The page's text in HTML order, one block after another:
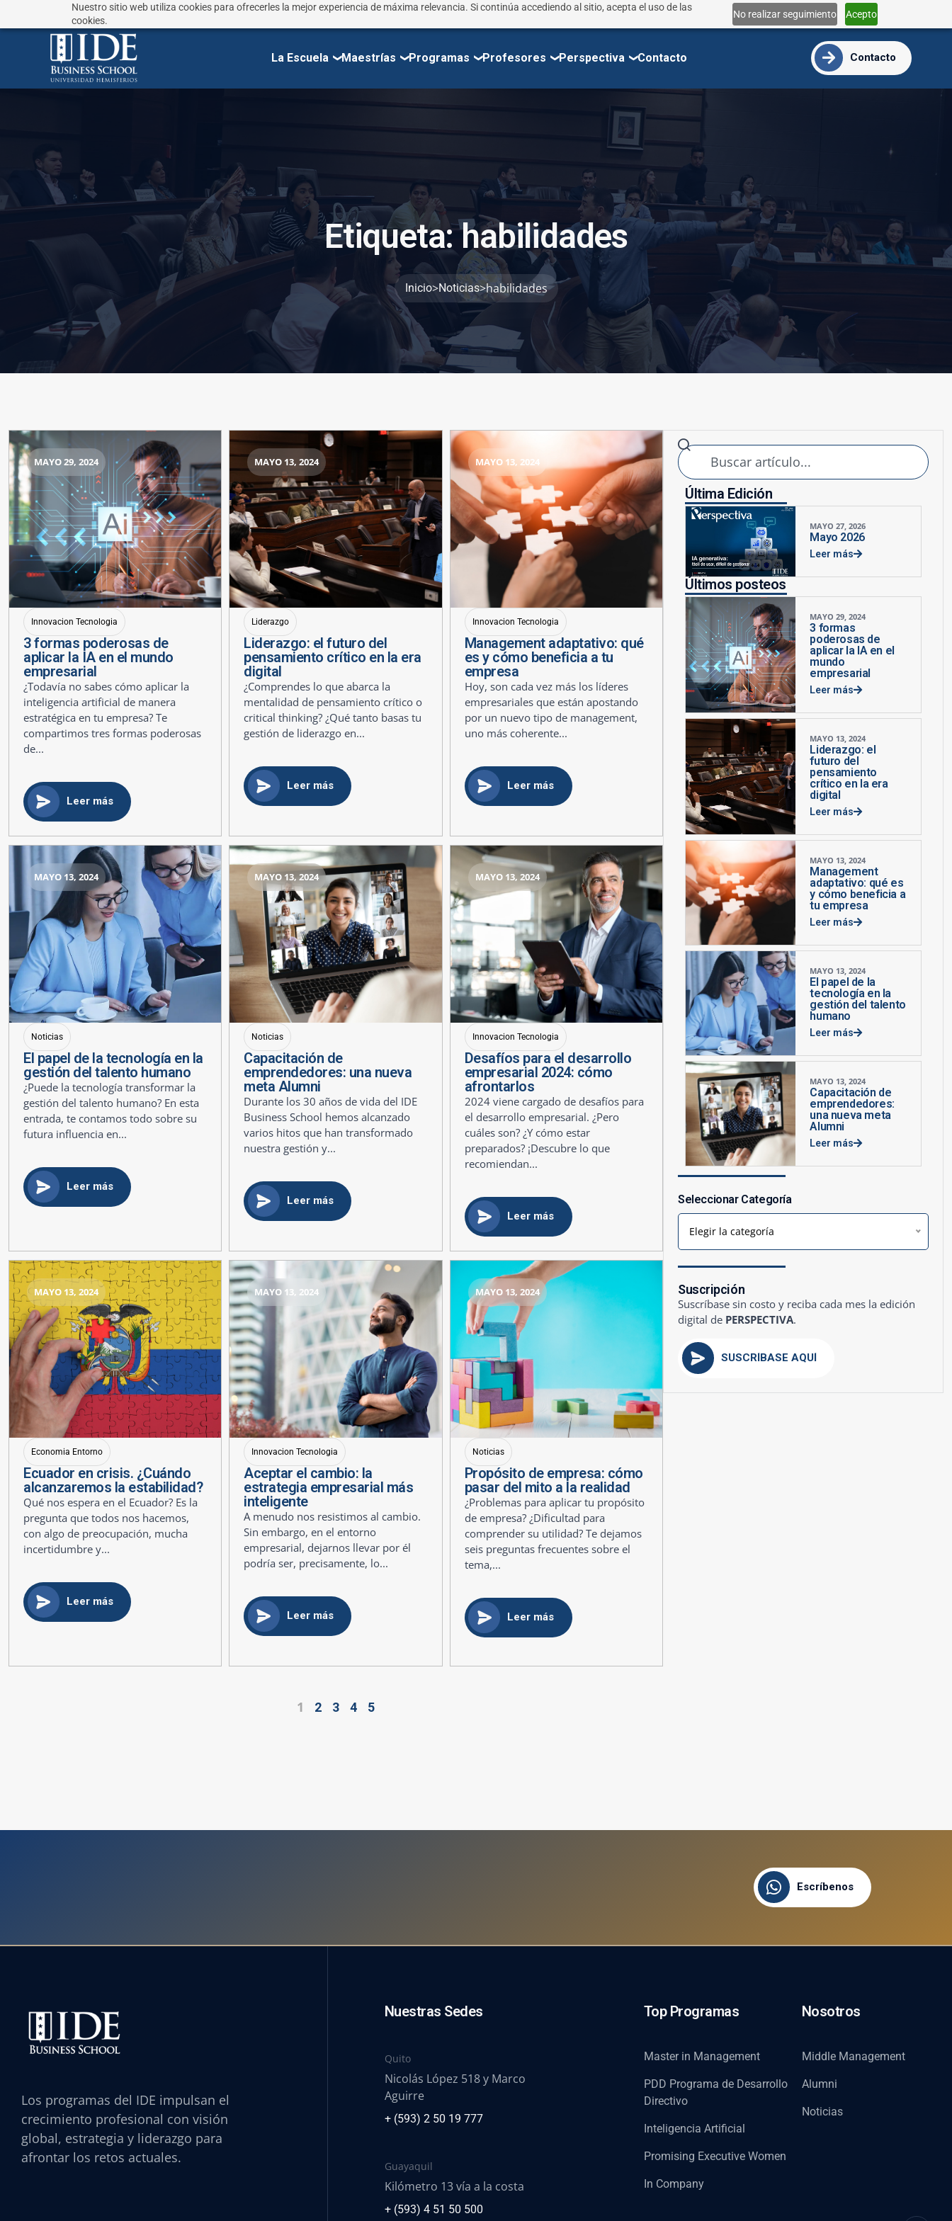
Nuestro sitio web utiliza cookies para ofrecerles la mejor experiencia de máxima relevancia. Si continúa accediendo al sitio, acepta el uso de las
cookies.
No realizar seguimiento Acepto
¿No sabes que estudiar?Responde estas preguntas Lun - Vie 9:00 - 18:00 info@ide.edu.ec
La Escuela Maestrías Programas Profesores Perspectiva Contacto Contacto
Etiqueta:habilidades
Inicio>Noticias>habilidades
MAYO 29, 2024
Innovacion Tecnologia
3 formas poderosas de
aplicar la IA en el mundo
empresarial
¿Todavía no sabes cómo aplicar la
inteligencia artificial de manera
estratégica en tu empresa? Te
compartimos tres formas poderosas
de...
Leer más
MAYO 13, 2024
Liderazgo
Liderazgo: el futuro del
pensamiento crítico en la era
digital
¿Comprendes lo que abarca la
mentalidad de pensamiento crítico o
critical thinking? ¿Qué tanto basas tu
gestión de liderazgo en...
Leer más
MAYO 13, 2024
Innovacion Tecnologia
Management adaptativo: qué
es y cómo beneficia a tu
empresa
Hoy, son cada vez más los líderes
empresariales que están apostando
por un nuevo tipo de management,
uno más coherente...
Leer más
MAYO 13, 2024
Noticias
El papel de la tecnología en la
gestión del talento humano
¿Puede la tecnología transformar la
gestión del talento humano? En esta
entrada, te contamos todo sobre su
futura influencia en...
Leer más
MAYO 13, 2024
Noticias
Capacitación de
emprendedores: una nueva
meta Alumni
Durante los 30 años de vida del IDE
Business School hemos alcanzado
varios hitos que han transformado
nuestra gestión y...
Leer más
MAYO 13, 2024
Innovacion Tecnologia
Desafíos para el desarrollo
empresarial 2024: cómo
afrontarlos
2024 viene cargado de desafíos para
el desarrollo empresarial. ¿Pero
cuáles son? ¿Y cómo estar
preparados? ¡Descubre lo que
recomiendan...
Leer más
MAYO 13, 2024
Economia Entorno
Ecuador en crisis. ¿Cuándo
alcanzaremos la estabilidad?
Qué nos espera en el Ecuador? Es la
pregunta que todos nos hacemos,
con algo de preocupación, mucha
incertidumbre y...
Leer más
MAYO 13, 2024
Innovacion Tecnologia
Aceptar el cambio: la
estrategia empresarial más
inteligente
A menudo nos resistimos al cambio.
Sin embargo, en el entorno
empresarial, dejarnos llevar por él
podría ser, precisamente, lo...
Leer más
MAYO 13, 2024
Noticias
Propósito de empresa: cómo
pasar del mito a la realidad
¿Problemas para aplicar tu propósito
de empresa? ¿Dificultad para
comprender su utilidad? Te dejamos
seis preguntas frecuentes sobre el
tema,...
Leer más
1 2 3 4 5
Última Edición
MAYO 27, 2026
Mayo 2026
Leer más
Últimos posteos
MAYO 29, 2024
3 formas
poderosas de
aplicar la IA en el
mundo
empresarial
Leer más
MAYO 13, 2024
Liderazgo: el
futuro del
pensamiento
crítico en la era
digital
Leer más
MAYO 13, 2024
Management
adaptativo: qué es
y cómo beneficia a
tu empresa
Leer más
MAYO 13, 2024
El papel de la
tecnología en la
gestión del talento
humano
Leer más
MAYO 13, 2024
Capacitación de
emprendedores:
una nueva meta
Alumni
Leer más
Seleccionar Categoría
Elegir la categoría
Suscripción
Suscríbase sin costo y reciba cada mes la edición
digital de PERSPECTIVA.
SUSCRÍBASE AQUÍ
Escríbenos
Los programas del IDE impulsan el
crecimiento profesional con visión
global, estrategia y liderazgo para
afrontar los retos actuales.
Nuestras Sedes
Quito
Nicolás López 518 y Marco
Aguirre
+ (593) 2 50 19 777
Guayaquil
Kilómetro 13 vía a la costa
+ (593) 4 51 50 500
Top Programas
Master in Management
PDD Programa de Desarrollo
Directivo
Inteligencia Artificial
Promising Executive Women
In Company
Nosotros
Middle Management
Alumni
Noticias